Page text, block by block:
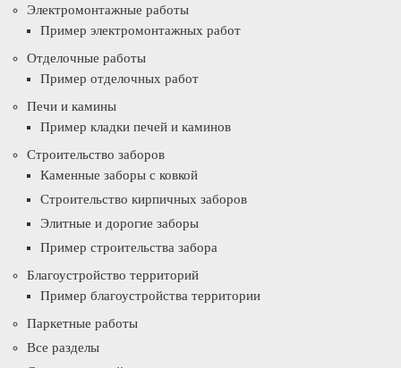
Электромонтажные работы
Пример электромонтажных работ
Отделочные работы
Пример отделочных работ
Печи и камины
Пример кладки печей и каминов
Строительство заборов
Каменные заборы с ковкой
Строительство кирпичных заборов
Элитные и дорогие заборы
Пример строительства забора
Благоустройство территорий
Пример благоустройства территории
Паркетные работы
Все разделы